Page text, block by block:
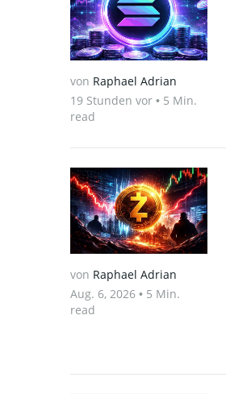
von Raphael Adrian
19 Stunden vor • 5 Min.
read
von Raphael Adrian
Aug. 6, 2026 • 5 Min.
read